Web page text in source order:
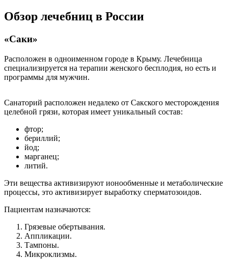
Обзор лечебниц в России
«Саки»
Расположен в одноименном городе в Крыму. Лечебница
специализируется на терапии женского бесплодия, но есть и
программы для мужчин.
Санаторий расположен недалеко от Сакского месторождения
целебной грязи, которая имеет уникальный состав:
фтор;
бериллий;
йод;
марганец;
литий.
Эти вещества активизируют ионообменные и метаболические
процессы, это активизирует выработку сперматозоидов.
Пациентам назначаются:
Грязевые обертывания.
Аппликации.
Тампоны.
Микроклизмы.